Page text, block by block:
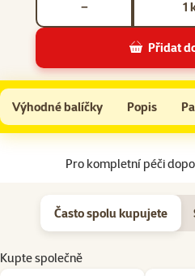
−
Přidat
Pinzeta na klíšťata Trixie
Do košíku
Výhodné balíčky Popis
Na začátek stránky
Pro kompletní péči
Často spolu kupujete
Kupte společně